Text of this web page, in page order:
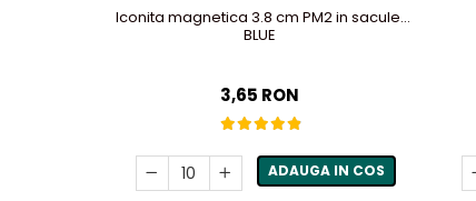
Iconita magnetica 3.8 cm PM2 in saculet
BLUE
3,65 RON
ADAUGA IN COS